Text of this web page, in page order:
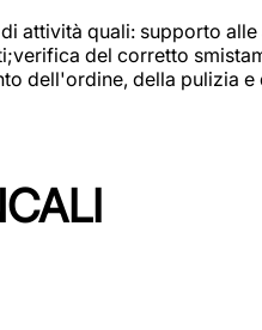
attività quali: supporto
del corretto
dell'ordine, della pulizia